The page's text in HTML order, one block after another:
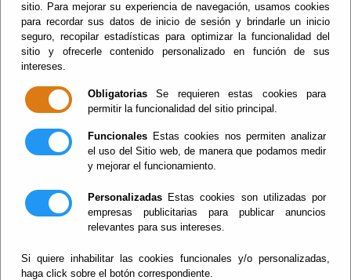
sitio. Para mejorar su experiencia de navegación, usamos cookies
para recordar sus datos de inicio de sesión y brindarle un inicio
seguro, recopilar estadísticas para optimizar la funcionalidad del
sitio y ofrecerle contenido personalizado en función de sus
intereses.
Obligatorias Se requieren estas cookies para
permitir la funcionalidad del sitio principal.
Funcionales Estas cookies nos permiten analizar
el uso del Sitio web, de manera que podamos medir
y mejorar el funcionamiento.
Personalizadas Estas cookies son utilizadas por
empresas publicitarias para publicar anuncios
relevantes para sus intereses.
Si quiere inhabilitar las cookies funcionales y/o personalizadas,
haga click sobre el botón correspondiente.
Tablón de
anuncios
Diputación
Provincial de
Almería
Búsqueda